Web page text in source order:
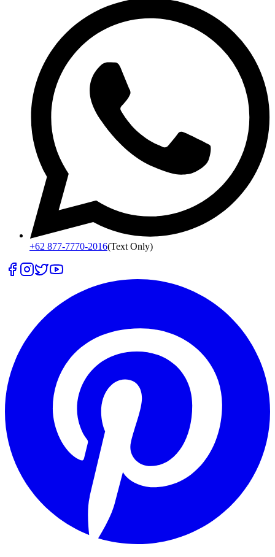
+62 877-7770-2016(Text Only)